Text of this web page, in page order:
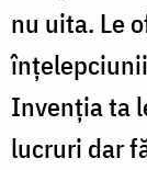
nu uita. Le
Invenția ta
lucruri dar